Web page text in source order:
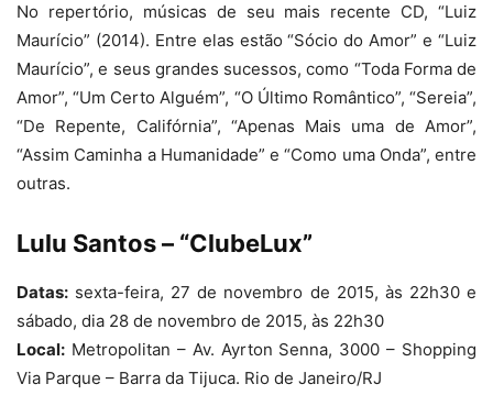
No repertório, músicas de seu mais recente CD, “Luiz
Maurício” (2014). Entre elas estão “Sócio do Amor” e “Luiz
Maurício”, e seus grandes sucessos, como “Toda Forma de
Amor”, “Um Certo Alguém”, “O Último Romântico”, “Sereia”,
“De Repente, Califórnia”, “Apenas Mais uma de Amor”,
“Assim Caminha a Humanidade” e “Como uma Onda”, entre
outras.
Lulu Santos – “ClubeLux”
Datas: sexta-feira, 27 de novembro de 2015, às 22h30 e
sábado, dia 28 de novembro de 2015, às 22h30
Local: Metropolitan – Av. Ayrton Senna, 3000 – Shopping
Via Parque – Barra da Tijuca. Rio de Janeiro/RJ